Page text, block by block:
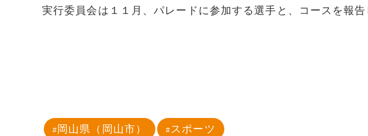
実行委員会は１１月、パレードに参加する選手と、コースを報告
岡山県（岡山市） スポーツ